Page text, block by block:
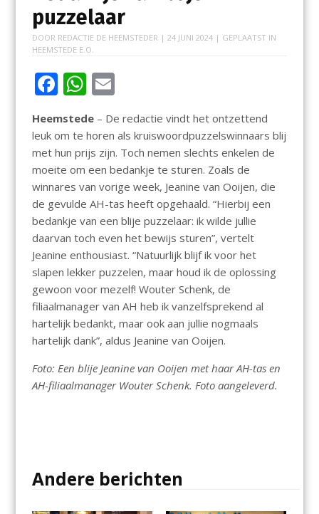
puzzelaar
DOOR REDACTIE DE HEEMSTEDER | 24 JUNI 2024| GEPLAATST IN
HEEMSTEDE E.O.
F
e
b
o
o
k
W
h
at
s
A
p
p
E
ai
l
Heemstede – De redactie vindt het ontzettend
leuk om te horen als kruiswoordpuzzelswinnaars blij
met hun prijs zijn. Toch nemen slechts enkelen de
moeite om een bedankje te sturen. Zoals de
winnares van vorige week, Jeanine van Ooijen, die
de gevulde AH-tas heeft opgehaald. “Hierbij een
bedankje van een blije puzzelaar: ik wilde jullie
daarvan toch even het bewijs sturen”, vertelt
Jeanine enthousiast. “Natuurlijk blijf ik voor het
slapen lekker puzzelen, maar houd ik de oplossing
gewoon voor mezelf! Wouter Schenk, de
filiaalmanager van AH heb ik vanzelfsprekend al
hartelijk bedankt, maar ook aan jullie nogmaals
hartelijk dank”, aldus Jeanine van Ooijen.
Foto: Een blije Jeanine van Ooijen met haar AH-tas en
AH-filiaalmanager Wouter Schenk. Foto aangeleverd.
Andere berichten